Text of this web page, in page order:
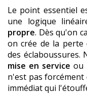
Le point essentiel
une logique
propre. Dès qu'on
on crée de la perte
des éclaboussures.
mise en service ou
n'est pas forcément
immédiat qui